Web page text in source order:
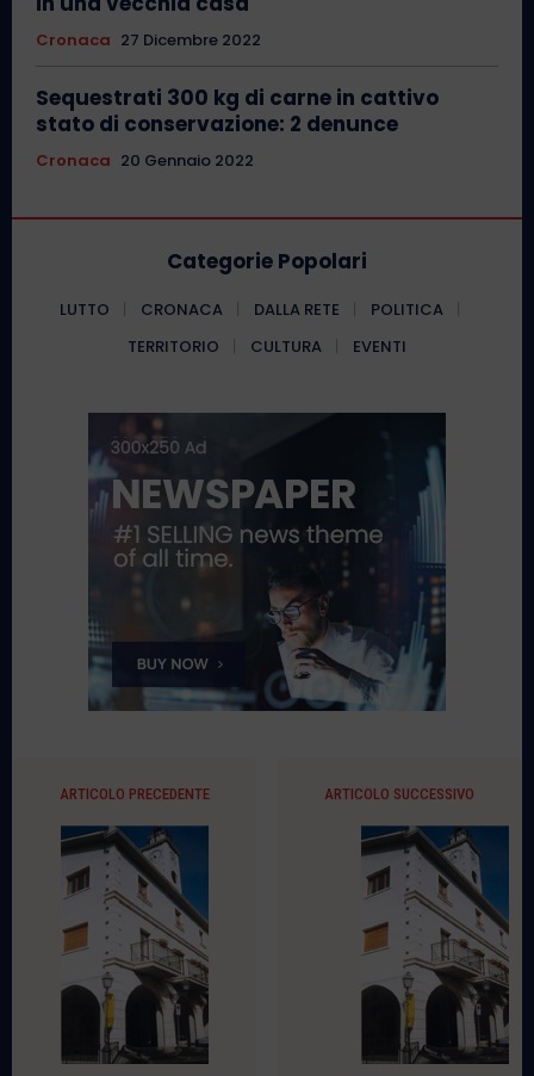
Cronaca 27 Dicembre 2022
Sequestrati 300 kg di carne in cattivo
stato di conservazione: 2 denunce
Cronaca 20 Gennaio 2022
Categorie Popolari
LUTTO CRONACA DALLA RETE
POLITICA
TERRITORIO
CULTURA EVENTI
ARTICOLO PRECEDENTE ARTICOLO SUCCESSIVO